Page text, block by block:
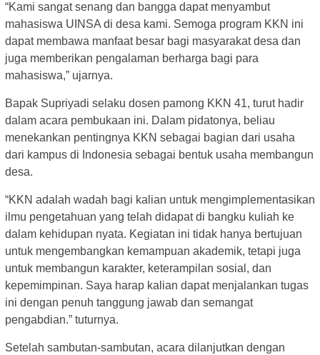
“Kami sangat senang dan bangga dapat menyambut
mahasiswa UINSA di desa kami. Semoga program KKN ini
dapat membawa manfaat besar bagi masyarakat desa dan
juga memberikan pengalaman berharga bagi para
mahasiswa,” ujarnya.
Bapak Supriyadi selaku dosen pamong KKN 41, turut hadir
dalam acara pembukaan ini. Dalam pidatonya, beliau
menekankan pentingnya KKN sebagai bagian dari usaha
dari kampus di Indonesia sebagai bentuk usaha membangun
desa.
“KKN adalah wadah bagi kalian untuk mengimplementasikan
ilmu pengetahuan yang telah didapat di bangku kuliah ke
dalam kehidupan nyata. Kegiatan ini tidak hanya bertujuan
untuk mengembangkan kemampuan akademik, tetapi juga
untuk membangun karakter, keterampilan sosial, dan
kepemimpinan. Saya harap kalian dapat menjalankan tugas
ini dengan penuh tanggung jawab dan semangat
pengabdian.” tuturnya.
Setelah sambutan-sambutan, acara dilanjutkan dengan